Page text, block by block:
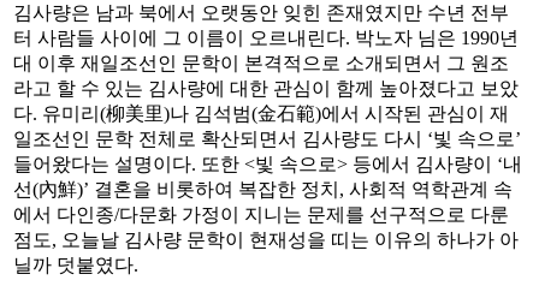
김사량은 남과 북에서 오랫동안 잊힌 존재였지만 수년 전부
터 사람들 사이에 그 이름이 오르내린다. 박노자 님은 1990년
대 이후 재일조선인 문학이 본격적으로 소개되면서 그 원조
라고 할 수 있는 김사량에 대한 관심이 함께 높아졌다고 보았
다. 유미리(柳美里)나 김석범(金石範)에서 시작된 관심이 재
일조선인 문학 전체로 확산되면서 김사량도 다시 ‘빛 속으로’
들어왔다는 설명이다. 또한 <빛 속으로> 등에서 김사량이 ‘내
선(內鮮)’ 결혼을 비롯하여 복잡한 정치, 사회적 역학관계 속
에서 다인종/다문화 가정이 지니는 문제를 선구적으로 다룬
점도, 오늘날 김사량 문학이 현재성을 띠는 이유의 하나가 아
닐까 덧붙였다.